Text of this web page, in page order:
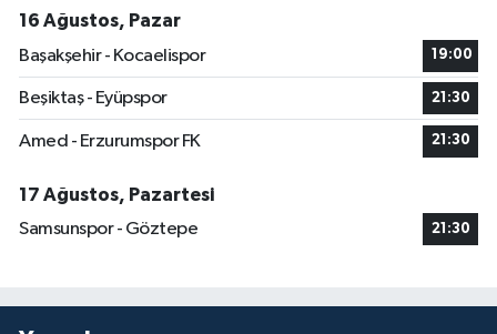
16 Ağustos, Pazar
Başakşehir - Kocaelispor
19:00
Beşiktaş - Eyüpspor 21:30
Amed - Erzurumspor FK 21:30
17 Ağustos, Pazartesi
Samsunspor - Göztepe
21:30